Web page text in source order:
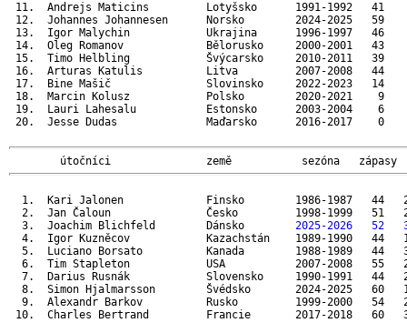
11.  Andrejs Maticins         Lotyšsko      1991-1992
12.  Johannes Johannesen      Norsko        2024-2025
13.  Igor Malychin            Ukrajina      1996-1997   46
14.  Oleg Romanov             Bělorusko     2000-2001   43
15.  Timo Helbling            Švýcarsko     2010-2011
16.  Arturas Katulis          Litva         2007-2008   44
17.  Bine Mašič               Slovinsko     2022-2023   14
18.  Marcin Kolusz            Polsko        2020-2021    9
19.  Lauri Lahesalu           Estonsko      2003-2004
20.  Jesse Dudas              Maďarsko      2016-2017
útočníci               země           sezóna
1.  Kari Jalonen             Finsko        1986-1987   44
2.  Jan Čaloun               Česko         1998-1999   51
  3.  Joachim Blichfeld        Dánsko
2025-2026   52
4.  Igor Kuzněcov            Kazachstán    1989-1990   44
5.  Luciano Borsato          Kanada        1988-1989   44
6.  Tim Stapleton            USA           2007-2008   55
7.  Darius Rusnák            Slovensko     1990-1991   44
8.  Simon Hjalmarsson        Švédsko       2024-2025   60
9.  Alexandr Barkov          Rusko         1999-2000   54
10.  Charles Bertrand         Francie       2017-2018